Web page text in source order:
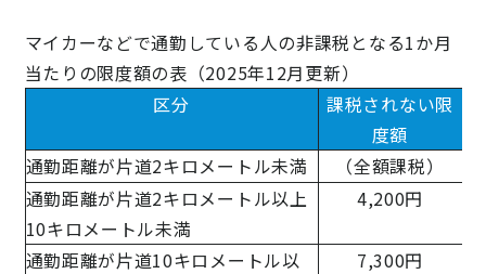
マイカーなどで通勤している人の非課税となる1か月
当たりの限度額の表（2025年12月更新）
区分
課税されない限
度額
通勤距離が片道2キロメートル未満
（全額課税）
通勤距離が片道2キロメートル以上
10キロメートル未満
4,200円
通勤距離が片道10キロメートル以
7,300円